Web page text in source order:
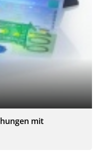
mit